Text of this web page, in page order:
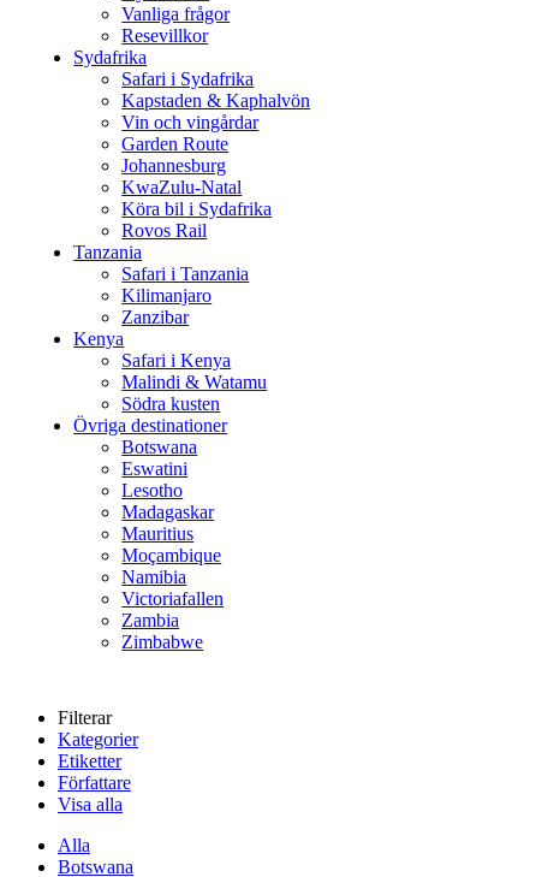
Vanliga frågor
Resevillkor
Sydafrika
Safari i Sydafrika
Kapstaden & Kaphalvön
Vin och vingårdar
Garden Route
Johannesburg
KwaZulu-Natal
Köra bil i Sydafrika
Rovos Rail
Tanzania
Safari i Tanzania
Kilimanjaro
Zanzibar
Kenya
Safari i Kenya
Malindi & Watamu
Södra kusten
Övriga destinationer
Botswana
Eswatini
Lesotho
Madagaskar
Mauritius
Moçambique
Namibia
Victoriafallen
Zambia
Zimbabwe
Filterar
Kategorier
Etiketter
Författare
Visa alla
Alla
Botswana